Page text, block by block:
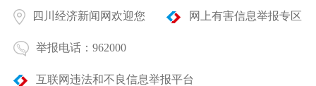
四川经济新闻网欢迎您 网上有害信息举报专区
举报电话：962000
互联网违法和不良信息举报平台